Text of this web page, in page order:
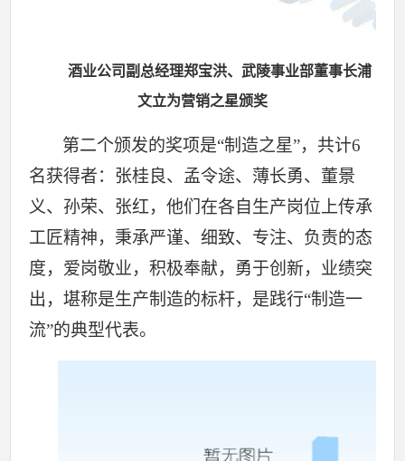
酒业公司副总经理郑宝洪、武陵事业部董事长浦
文立为营销之星颁奖
第二个颁发的奖项是“制造之星”，共计6
名获得者：张桂良、孟令途、薄长勇、董景
义、孙荣、张红，他们在各自生产岗位上传承
工匠精神，秉承严谨、细致、专注、负责的态
度，爱岗敬业，积极奉献，勇于创新，业绩突
出，堪称是生产制造的标杆，是践行“制造一
流”的典型代表。